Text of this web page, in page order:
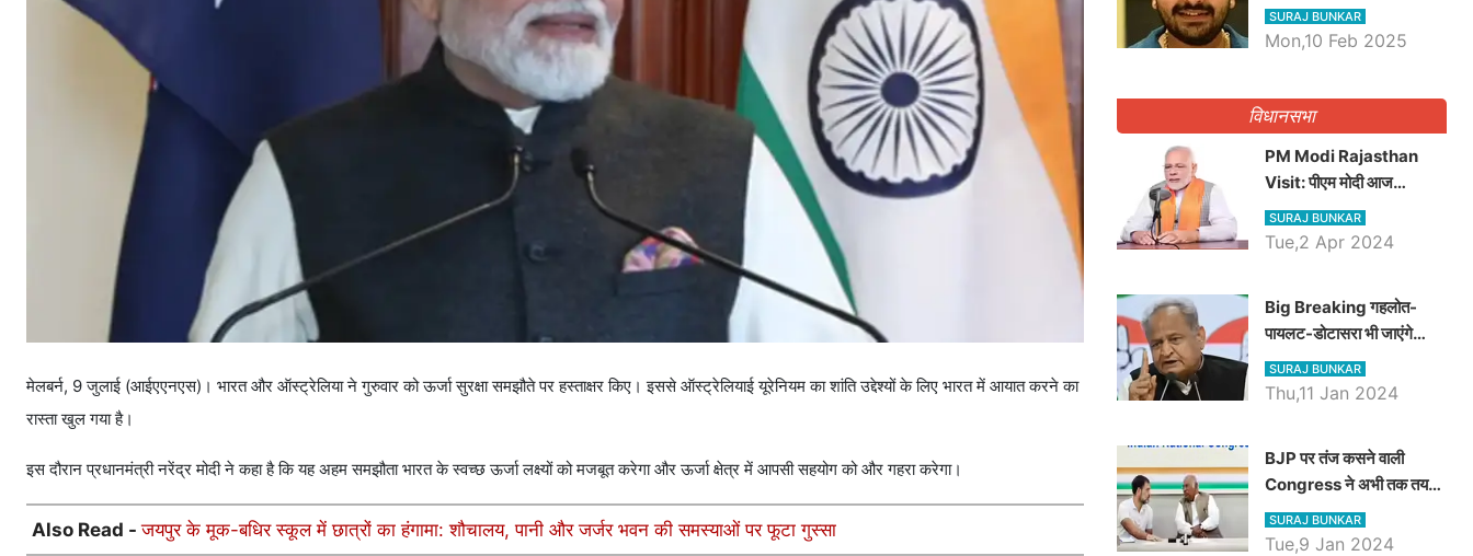
मेलबर्न, 9 जुलाई (आईएएनएस)। भारत और ऑस्ट्रेलिया ने गुरुवार को ऊर्जा सुरक्षा समझौते पर हस्ताक्षर किए। इससे ऑस्ट्रेलियाई यूरेनियम का शांति उद्देश्यों के लिए भारत में आयात करने का
रास्ता खुल गया है।
इस दौरान प्रधानमंत्री नरेंद्र मोदी ने कहा है कि यह अहम समझौता भारत के स्वच्छ ऊर्जा लक्ष्यों को मजबूत करेगा और ऊर्जा क्षेत्र में आपसी सहयोग को और गहरा करेगा।
Also Read -जयपुर के मूक-बधिर स्कूल में छात्रों का हंगामा: शौचालय, पानी और जर्जर भवन की समस्याओं पर फूटा गुस्सा
प्रदेश की शिक्षा व्यवस्था पर
उठाए सवाल, Madan
SURAJ BUNKAR
Mon,10 Feb 2025
विधानसभा
PM Modi Rajasthan
Visit: पीएम मोदी आज
राजस्थान में कोटपूतली में करेंगे
विशाल रैली, एक सभा से 8 सीटों
SURAJ BUNKAR
Tue,2 Apr 2024
Big Breaking गहलोत-
पायलट-डोटासरा भी जाएंगे
अयोध्या, करेंगे रामलला के दर्शन
SURAJ BUNKAR
Thu,11 Jan 2024
BJP पर तंज कसने वाली
Congress ने अभी तक तय
नहीं किया नेता प्रतिपक्ष, जानें
कौन होगा दावेदार
SURAJ BUNKAR
Tue,9 Jan 2024